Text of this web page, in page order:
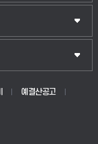
예결산공고